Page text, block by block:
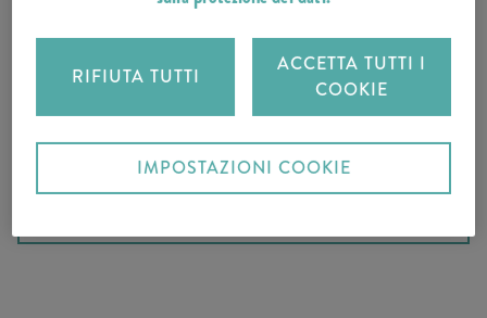
RIFIUTA TUTTI
ACCETTA TUTTI I
COOKIE
IMPOSTAZIONI COOKIE